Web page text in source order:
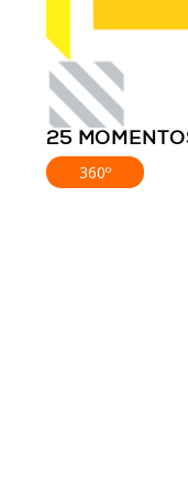
25
360º